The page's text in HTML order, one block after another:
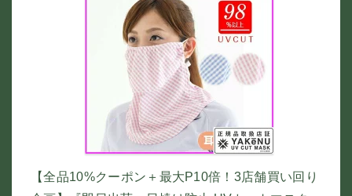
【全品10%クーポン＋最大P10倍！3店舗買い回り